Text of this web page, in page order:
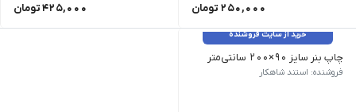
250,000 تومان 425,000تومان
خرید از سایت فروشنده
چاپ بنر سایز 90×200 سانتی‌متر
Plot Laminate Coated: | مخصوص پایه استند ایکس: | زمان تحویل: 1 روزکاری: | پانچ (سوراخ) چهارگوشه:
فروشنده: استند شاهکار